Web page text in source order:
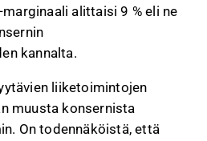
alittaisi 9 % eli ne
kannalta.
liiketoimintojen
muusta konsernista
On todennäköistä, että